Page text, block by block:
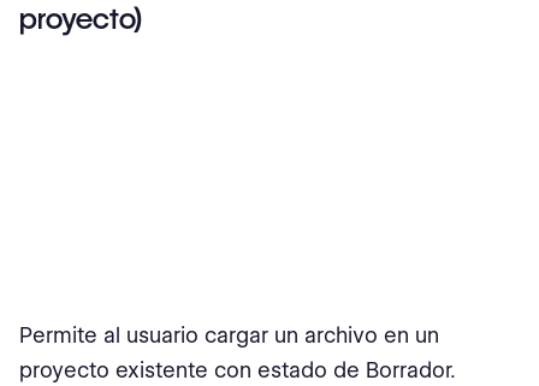
proyecto)
Permite al usuario cargar un archivo en un
proyecto existente con estado de Borrador.